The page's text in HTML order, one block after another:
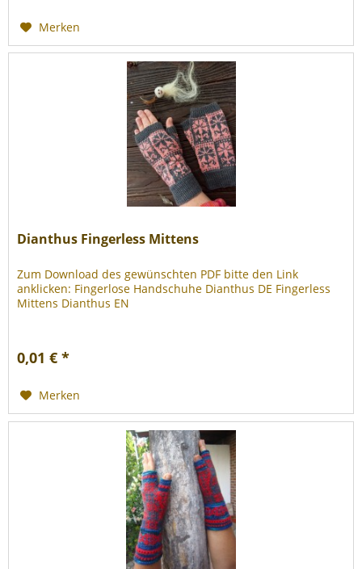
Merken
Dianthus Fingerless Mittens
Zum Download des gewünschten PDF bitte den Link
anklicken: Fingerlose Handschuhe Dianthus DE Fingerless
Mittens Dianthus EN
0,01 € *
Merken